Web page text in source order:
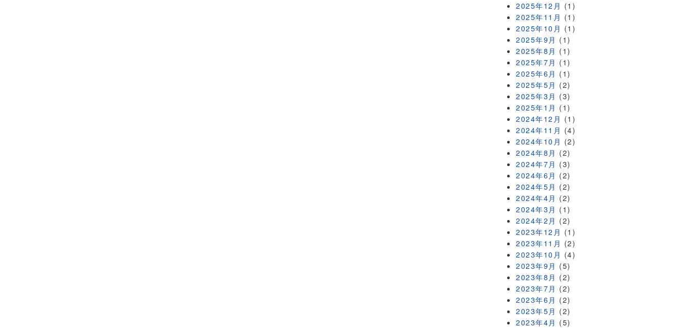
2025年12月 (1)
2025年11月 (1)
2025年10月 (1)
2025年9月 (1)
2025年8月 (1)
2025年7月 (1)
2025年6月 (1)
2025年5月 (2)
2025年3月 (3)
2025年1月 (1)
2024年12月 (1)
2024年11月 (4)
2024年10月 (2)
2024年8月 (2)
2024年7月 (3)
2024年6月 (2)
2024年5月 (2)
2024年4月 (2)
2024年3月 (1)
2024年2月 (2)
2023年12月 (1)
2023年11月 (2)
2023年10月 (4)
2023年9月 (5)
2023年8月 (2)
2023年7月 (2)
2023年6月 (2)
2023年5月 (2)
2023年4月 (5)